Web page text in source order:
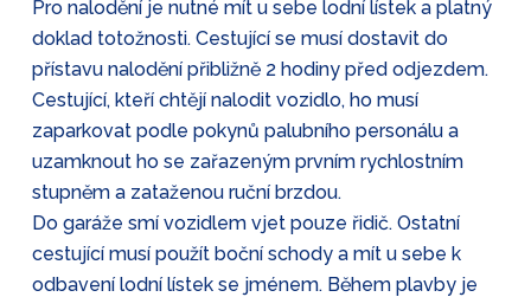
Pro nalodění je nutné mít u sebe lodní lístek a platný
doklad totožnosti. Cestující se musí dostavit do
přístavu nalodění přibližně 2 hodiny před odjezdem.
Cestující, kteří chtějí nalodit vozidlo, ho musí
zaparkovat podle pokynů palubního personálu a
uzamknout ho se zařazeným prvním rychlostním
stupněm a zataženou ruční brzdou.
Do garáže smí vozidlem vjet pouze řidič. Ostatní
cestující musí použít boční schody a mít u sebe k
odbavení lodní lístek se jménem. Během plavby je